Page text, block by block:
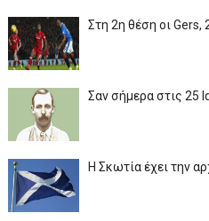
Στη 2η θέση οι Gers,
Σαν σήμερα στις 25
Η Σκωτία έχει την